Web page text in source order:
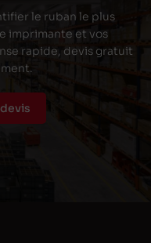
le ruban le plus
imprimante et vos
rapide, devis gratuit